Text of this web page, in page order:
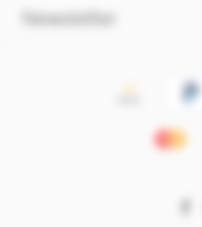
Newsletter